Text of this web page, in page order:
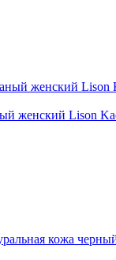
женский Lison